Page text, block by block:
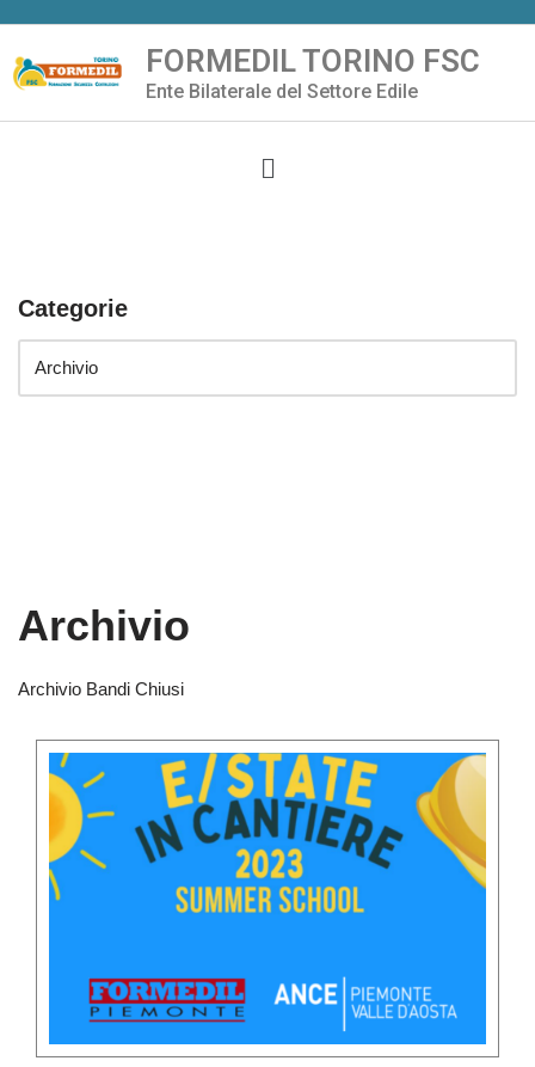
Vai
al
contenuto
FORMEDIL TORINO FSC
Ente Bilaterale del Settore Edile
Categorie
Archivio
Archivio Bandi Chiusi